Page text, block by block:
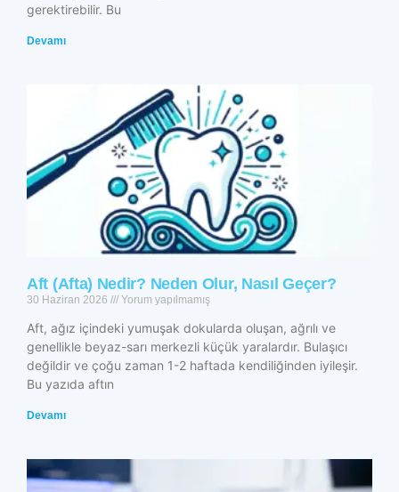
gerektirebilir. Bu
Devamı
Aft (Afta) Nedir? Neden Olur, Nasıl Geçer?
30 Haziran 2026 Yorum yapılmamış
Aft, ağız içindeki yumuşak dokularda oluşan, ağrılı ve
genellikle beyaz-sarı merkezli küçük yaralardır. Bulaşıcı
değildir ve çoğu zaman 1-2 haftada kendiliğinden iyileşir.
Bu yazıda aftın
Devamı